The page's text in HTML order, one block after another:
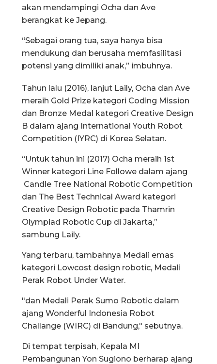
akan mendampingi Ocha dan Ave
berangkat ke Jepang.
“Sebagai orang tua, saya hanya bisa
mendukung dan berusaha memfasilitasi
potensi yang dimiliki anak,” imbuhnya.
Tahun lalu (2016), lanjut Laily, Ocha dan Ave
meraih Gold Prize kategori Coding Mission
dan Bronze Medal kategori Creative Design
B dalam ajang International Youth Robot
Competition (IYRC) di Korea Selatan.
“Untuk tahun ini (2017) Ocha meraih 1st
Winner kategori Line Followe dalam ajang
Candle Tree National Robotic Competition
dan The Best Technical Award kategori
Creative Design Robotic pada Thamrin
Olympiad Robotic Cup di Jakarta,”
sambung Laily.
Yang terbaru, tambahnya Medali emas
kategori Lowcost design robotic, Medali
Perak Robot Under Water.
"dan Medali Perak Sumo Robotic dalam
ajang Wonderful Indonesia Robot
Challange (WIRC) di Bandung," sebutnya.
Di tempat terpisah, Kepala MI
Pembangunan Yon Sugiono berharap ajang